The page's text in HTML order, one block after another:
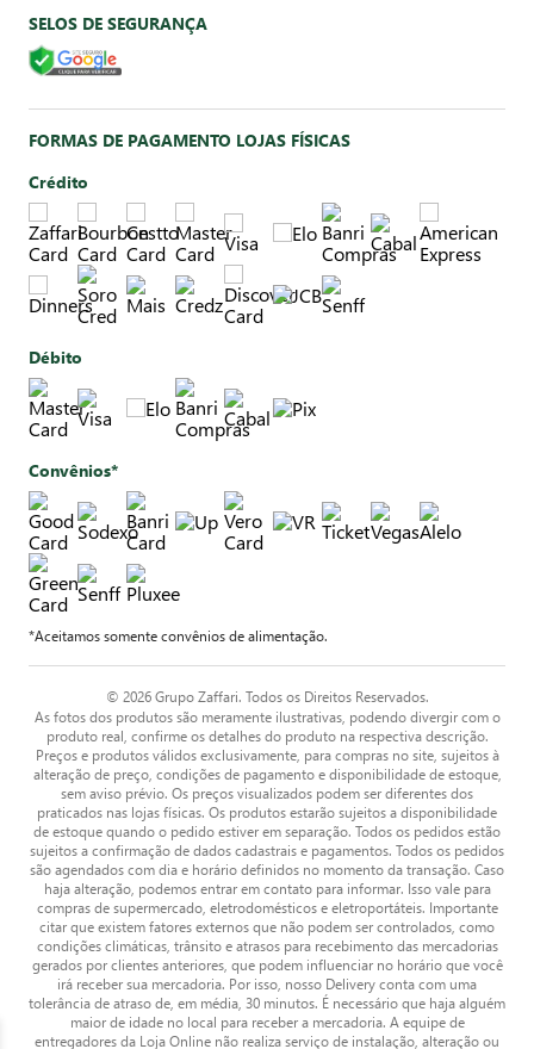
SELOS DE SEGURANÇA
FORMAS DE PAGAMENTO LOJAS FÍSICAS
Crédito
Débito
Convênios*
*Aceitamos somente convênios de alimentação.
© 2026 Grupo Zaffari. Todos os Direitos Reservados.
As fotos dos produtos são meramente ilustrativas, podendo divergir com o
produto real, confirme os detalhes do produto na respectiva descrição.
Preços e produtos válidos exclusivamente, para compras no site, sujeitos à
alteração de preço, condições de pagamento e disponibilidade de estoque,
sem aviso prévio. Os preços visualizados podem ser diferentes dos
praticados nas lojas físicas. Os produtos estarão sujeitos a disponibilidade
de estoque quando o pedido estiver em separação. Todos os pedidos estão
sujeitos a confirmação de dados cadastrais e pagamentos. Todos os pedidos
são agendados com dia e horário definidos no momento da transação. Caso
haja alteração, podemos entrar em contato para informar. Isso vale para
compras de supermercado, eletrodomésticos e eletroportáteis. Importante
citar que existem fatores externos que não podem ser controlados, como
condições climáticas, trânsito e atrasos para recebimento das mercadorias
gerados por clientes anteriores, que podem influenciar no horário que você
irá receber sua mercadoria. Por isso, nosso Delivery conta com uma
tolerância de atraso de, em média, 30 minutos. É necessário que haja alguém
maior de idade no local para receber a mercadoria. A equipe de
entregadores da Loja Online não realiza serviço de instalação, alteração ou